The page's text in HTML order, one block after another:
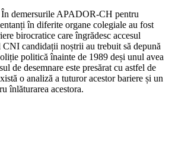
În demersurile APADOR-CH pentru
în diferite organe colegiale au fost
birocratice care îngrădesc accesul
candidații noștrii au trebuit să depună
politică înainte de 1989 deși unul avea
de desemnare este presărat cu astfel de
o analiză a tuturor acestor bariere și un
înlăturarea acestora.